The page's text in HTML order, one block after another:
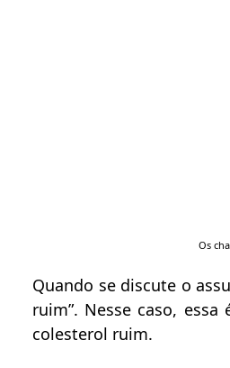
Os
Quando se discute o
ruim”. Nesse caso,
colesterol ruim.